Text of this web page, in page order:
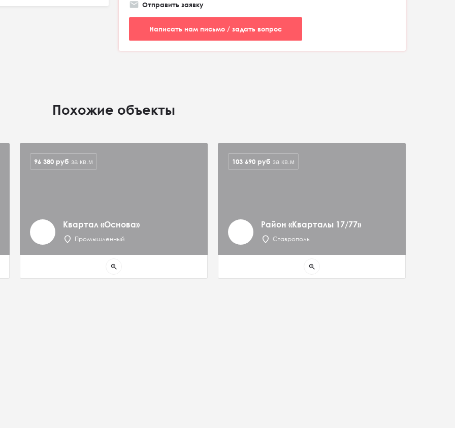
Отправить заявку
Написать нам письмо / задать вопрос
Похожие объекты
Квартал «Основа»
Промышленный
96 380 руб за кв.м
zoom_in
Район «Кварталы 17/77»
Ставрополь
103 690 руб за кв.м
zoom_in